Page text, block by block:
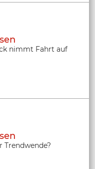
nimmt Fahrt auf
Trendwende?